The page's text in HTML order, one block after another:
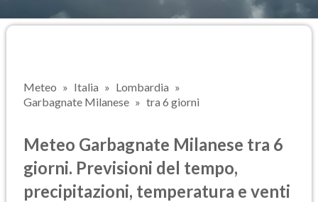
Meteo Italia
Lombardia
Garbagnate Milanese
tra 6 giorni
Meteo Garbagnate Milanese tra 6
giorni. Previsioni del tempo,
precipitazioni, temperatura e venti